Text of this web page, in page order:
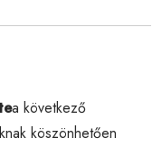
a következő
köszönhetően